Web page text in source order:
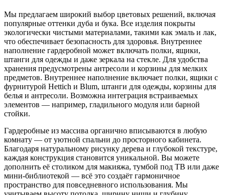
Мы предлагаем широкий выбор цветовых решений, включая
популярные оттенки дуба и бука. Все изделия покрыты
экологически чистыми материалами, такими как эмаль и лак,
что обеспечивает безопасность для здоровья. Внутреннее
наполнение гардеробной может включать полки, ящики,
штанги для одежды и даже зеркала на стекле. Для удобства
хранения предусмотрены антресоли и корзины для мелких
предметов. Внутреннее наполнение включает полки, ящики с
фурнитурой Hettich и Blum, штанги для одежды, корзины для
белья и антресоли. Возможна интеграция встраиваемых
элементов — например, гладильного модуля или барной
стойки.
Гардеробные из массива органично вписываются в любую
комнату — от уютной спальни до просторного кабинета.
Благодаря натуральному рисунку дерева и глубокой текстуре,
каждая конструкция становится уникальной. Вы можете
дополнить её столиком для макияжа, тумбой под ТВ или даже
мини-библиотекой — всё это создаёт гармоничное
пространство для повседневного использования. Мы